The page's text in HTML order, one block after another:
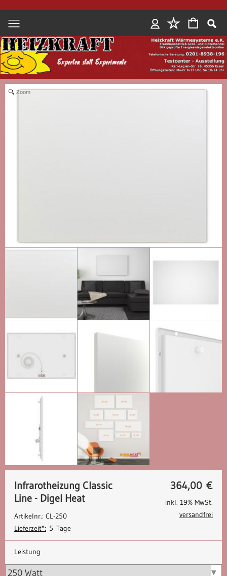
Anmelden
Zoom
364,00 €
Infrarotheizung Classic
Line - Digel Heat
Artikelnr.: CL-250
Lieferzeit*: 5 Tage
inkl. 19% MwSt.
versandfrei
Leistung